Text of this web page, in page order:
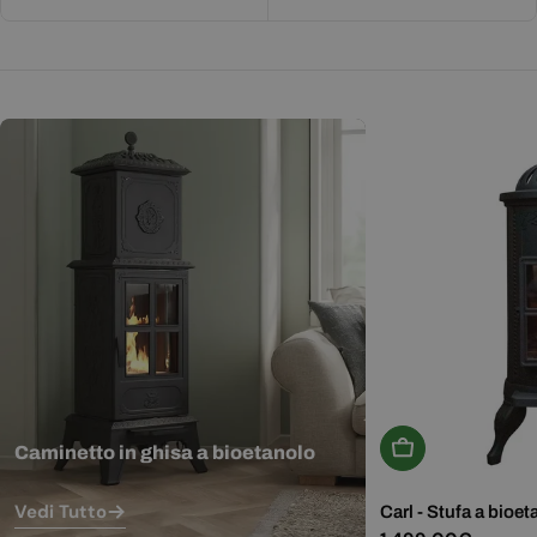
Caminetto in ghisa a bioetanolo
Vedi Tutto
Aggiungi Al
Carl - Stufa a